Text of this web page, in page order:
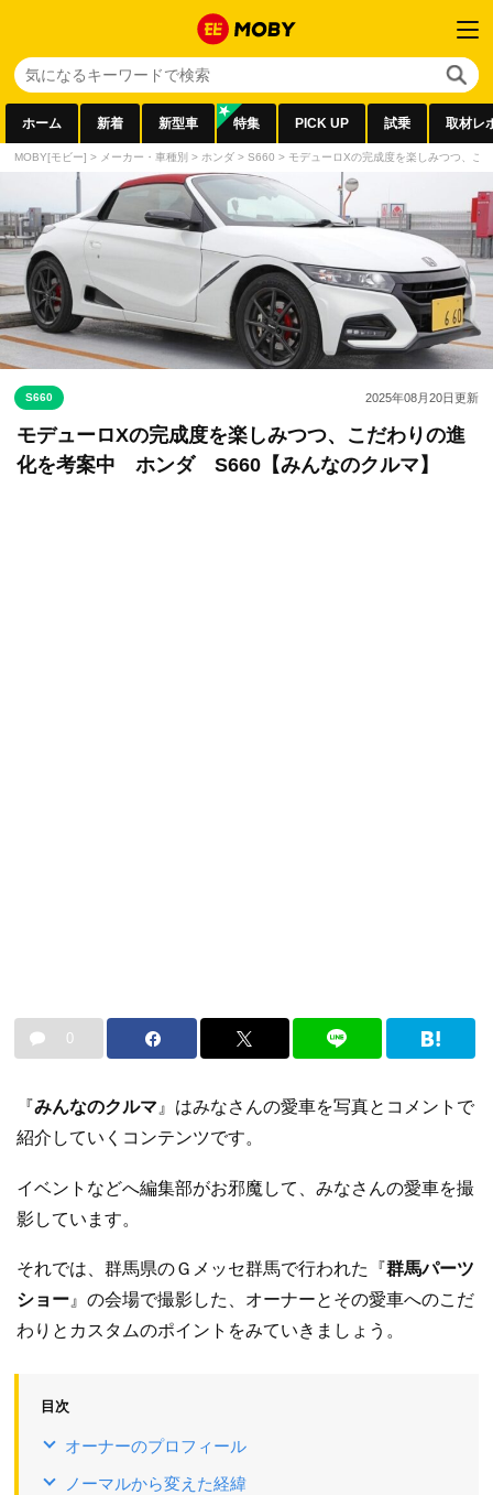
ホーム 新着 新型車 特集 PICK UP 試乗 取材レ
MOBY[モビー] > メーカー・車種別 > ホンダ > S660 > モデューロXの完成度を楽しみつつ、
S660 2025年08月20日更新
モデューロXの完成度を楽しみつつ、こだわりの進
化を考案中 ホンダ S660【みんなのクルマ】
0
『みんなのクルマ 』はみなさんの愛車を写真とコメントで
紹介していくコンテンツです。
イベントなどへ編集部がお邪魔して、みなさんの愛車を撮
影しています。
それでは、群馬県のＧメッセ群馬で行われた『群馬パーツ
ショー 』の会場で撮影した、オーナーとその愛車へのこだ
わりとカスタムのポイントをみていきましょう。
目次
オーナーのプロフィール
ノーマルから変えた経緯